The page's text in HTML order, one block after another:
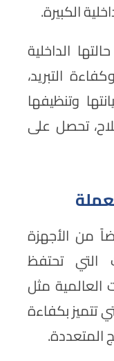
الكبيرة.
الداخلية
التبريد،
وتنظيفها
تحصل على
من الأجهزة
التي تحتفظ
العالمية مثل
تتميز بكفاءة
المتعددة.